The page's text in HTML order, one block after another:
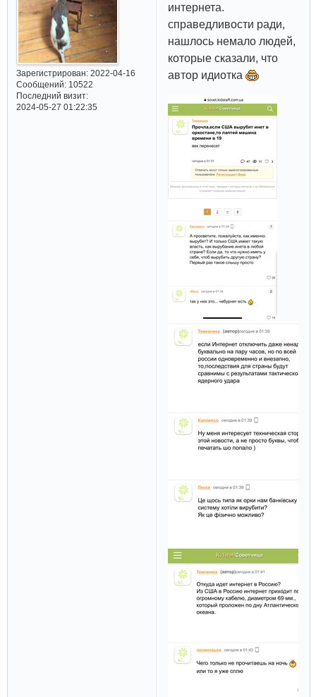
Зарегистрирован: 2022-04-16
Сообщений:10522
Последний визит:
2024-05-27 01:22:35
интернета.
справедливости ради,
нашлось немало людей,
которые сказали, что
автор идиотка